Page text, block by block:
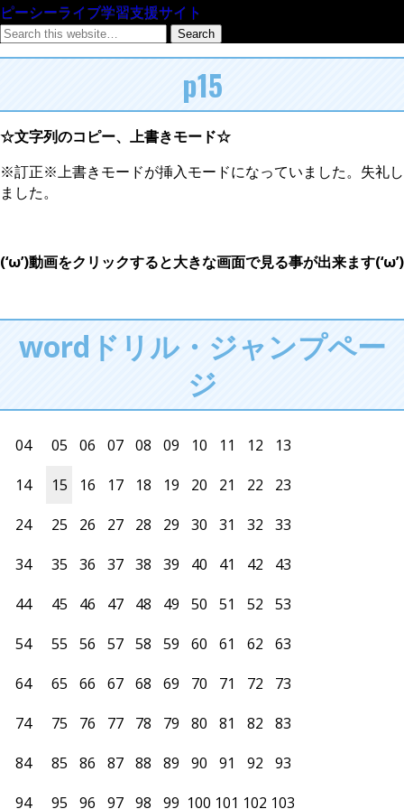
ピーシーライブ学習支援サイト
p15
☆文字列のコピー、上書きモード☆
※訂正※上書きモードが挿入モードになっていました。失礼し
ました。
(‘ω’)動画をクリックすると大きな画面で見る事が出来ます(‘ω’)
wordドリル・ジャンプペー
ジ
04 05 06 07 08 09 10 11 12
13
14
15 16 17 18 19 20 21 22
23
24
25 26 27 28 29 30 31 32
33
34
35 36 37 38 39 40 41 42
43
44
45 46 47 48 49 50 51 52
53
54
55 56 57 58 59 60 61 62
63
64
65 66 67 68 69 70 71 72
73
74
75 76 77 78 79 80 81 82
83
84
85 86 87 88 89 90 91 92
93
94
95 96 97 98 99 100 101 102 103